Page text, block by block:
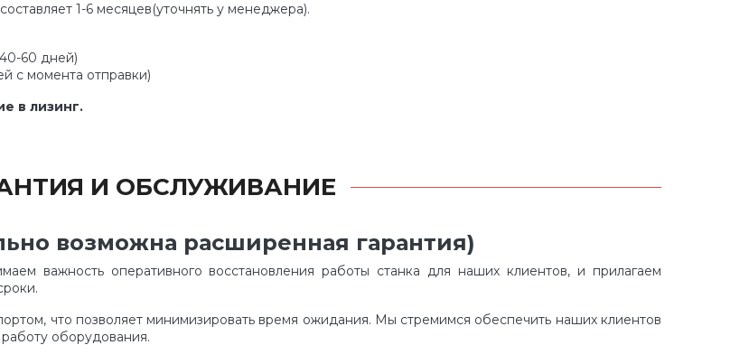
1-6 месяцев(уточнять у менеджера).
60 дней)
с момента отправки)
в лизинг.
И ОБСЛУЖИВАНИЕ
возможна расширенная гарантия)
важность оперативного восстановления работы станка для наших клиентов, и прилагаем
что позволяет минимизировать время ожидания. Мы стремимся обеспечить наших клиентов
оборудования.